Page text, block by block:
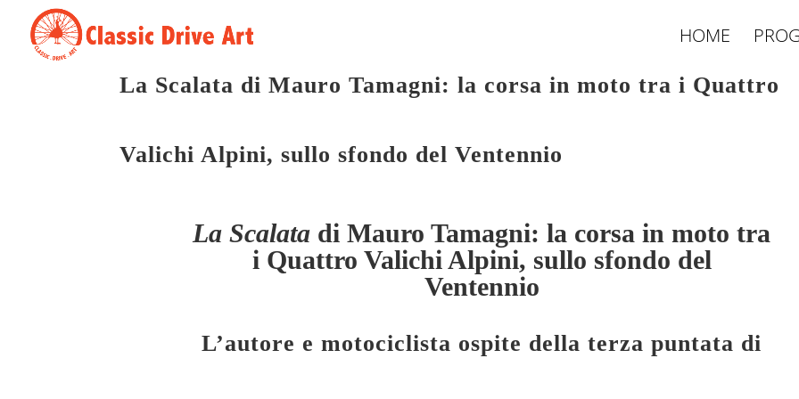
HOME
La Scalata di Mauro Tamagni: la corsa in moto tra i Quattro
Valichi Alpini, sullo sfondo del Ventennio
La Scalata di Mauro Tamagni: la corsa in moto tra
i Quattro Valichi Alpini, sullo sfondo del
Ventennio
L’autore e motociclista ospite della terza puntata di